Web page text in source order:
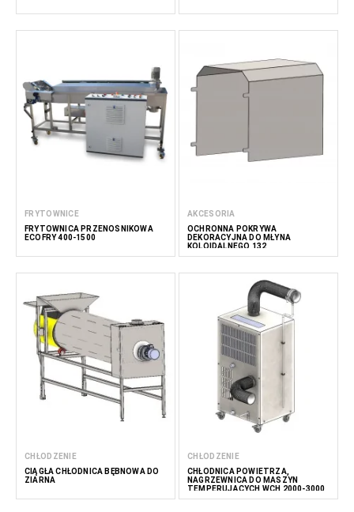
FRYTOWNICE
FRYTOWNICA PRZENOŚNIKOWA
ECOFRY 400-1500
AKCESORIA
OCHRONNA POKRYWA
DEKORACYJNA DO MŁYNA
KOLOIDALNEGO 132
CHŁODZENIE
CIĄGŁA CHŁODNICA BĘBNOWA DO
ZIARNA
CHŁODZENIE
CHŁODNICA POWIETRZA,
NAGRZEWNICA DO MASZYN
TEMPERUJĄCYCH WCH 2000-3000